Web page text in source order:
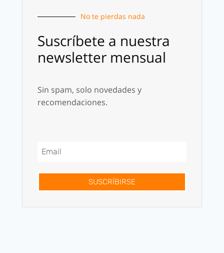
No te pierdas nada
Suscríbete a nuestra
newsletter mensual
Sin spam, solo novedades y
recomendaciones.
SUSCRÍBIRSE